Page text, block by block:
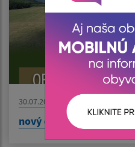
30.07.2026
nový článok